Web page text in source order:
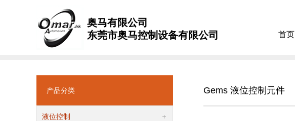
奥马有限公司
东莞市奥马控制设备有限公司
首页
产品分类
液位控制
Gems 液位控制元件